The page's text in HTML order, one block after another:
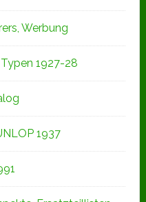
Werbung
1927-28
1937